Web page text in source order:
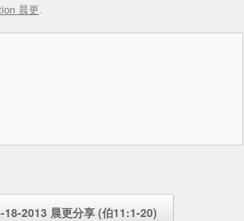
晨更.
18-2013 晨更分享 (伯11:1-20)